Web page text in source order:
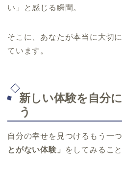
い」と感じる瞬間。
そこに、あなたが本当に大切
ています。
新しい体験を自分
う
自分の幸せを見つけるもう一つ
とがない体験」
をしてみること